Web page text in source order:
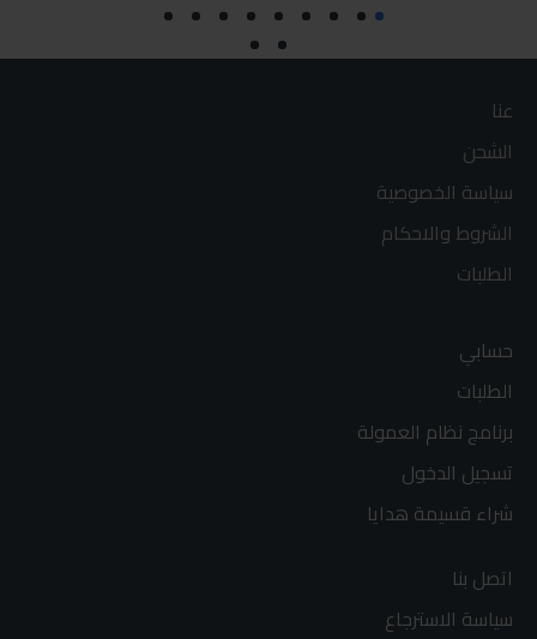
عنا
الشحن
سياسة الخصوصية
الشروط والاحكام
الطلبات
حسابي
الطلبات
برنامج نظام العمولة
تسجيل الدخول
شراء قسيمة هدايا
اتصل بنا
سياسة الاسترجاع